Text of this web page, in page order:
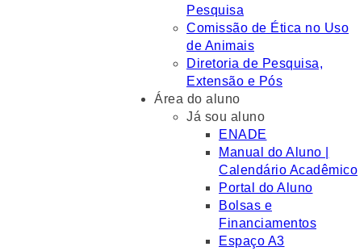
Pesquisa
Comissão de Ética no Uso
de Animais
Diretoria de Pesquisa,
Extensão e Pós
Área do aluno
Já sou aluno
ENADE
Manual do Aluno |
Calendário Acadêmico
Portal do Aluno
Bolsas e
Financiamentos
Espaço A3